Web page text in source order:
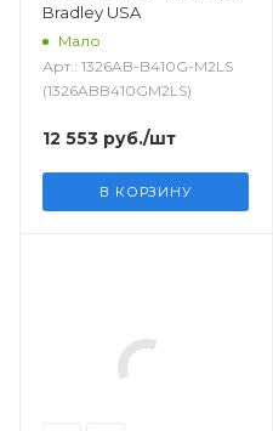
Bradley USA
Мало
Арт.: 1326AB-B410G-M2LS
(1326ABB410GM2LS)
12 553 руб./шт
В КОРЗИНУ